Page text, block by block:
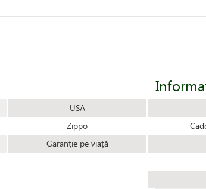
USA
Zippo
Garanție pe viață